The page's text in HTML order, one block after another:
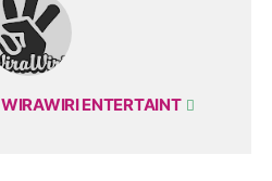
WIRAWIRI ENTERTAINT